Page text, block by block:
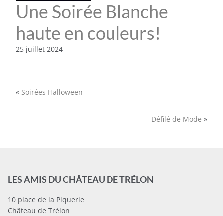
Une Soirée Blanche
haute en couleurs!
25 juillet 2024
« Soirées Halloween
Défilé de Mode »
LES AMIS DU CHÂTEAU DE TRÉLON
10 place de la Piquerie
Château de Trélon